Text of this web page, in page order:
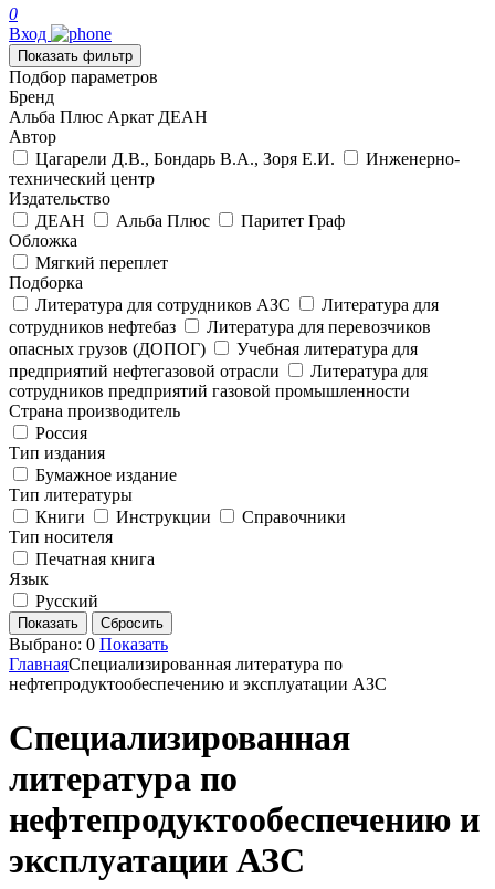
0
Вход
Показать фильтр
Подбор параметров
Бренд
Альба Плюс Аркат ДЕАН
Автор
Цагарели Д.В., Бондарь В.А., Зоря Е.И.
Инженерно-
технический центр
Издательство
ДЕАН
Альба Плюс
Паритет Граф
Обложка
Мягкий переплет
Подборка
Литература для сотрудников АЗС
Литература для
сотрудников нефтебаз
Литература для перевозчиков
опасных грузов (ДОПОГ)
Учебная литература для
предприятий нефтегазовой отрасли
Литература для
сотрудников предприятий газовой промышленности
Страна производитель
Россия
Тип издания
Бумажное издание
Тип литературы
Книги
Инструкции
Справочники
Тип носителя
Печатная книга
Язык
Русский
Выбрано: 0 Показать
ГлавнаяСпециализированная литература по
нефтепродуктообеспечению и эксплуатации АЗС
Специализированная
литература по
нефтепродуктообеспечению и
эксплуатации АЗС